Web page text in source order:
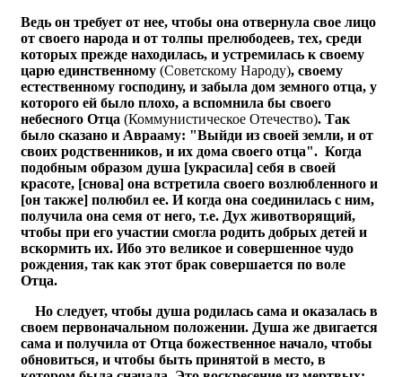
Ведь он требует от нее, чтобы она отвернула свое лицо
от своего народа и от толпы прелюбодеев, тех, среди
которых прежде находилась, и устремилась к своему
царю единственному (Советскому Народу), своему
естественному господину, и забыла дом земного отца, у
которого ей было плохо, а вспомнила бы своего
небесного Отца (Коммунистическое Отечество). Так
было сказано и Аврааму: "Выйди из своей земли, и от
своих родственников, и их дома своего отца". Когда
подобным образом душа [украсила] себя в своей
красоте, [снова] она встретила своего возлюбленного и
[он также] полюбил ее. И когда она соединилась с ним,
получила она семя от него, т.е. Дух животворящий,
чтобы при его участии смогла родить добрых детей и
вскормить их. Ибо это великое и совершенное чудо
рождения, так как этот брак совершается по воле
Отца.
Но следует, чтобы душа родилась сама и оказалась в
своем первоначальном положении. Душа же двигается
сама и получила от Отца божественное начало, чтобы
обновиться, и чтобы быть принятой в место, в